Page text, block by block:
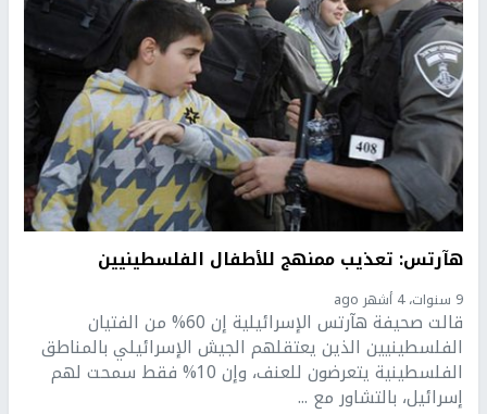
هآرتس: تعذيب ممنهج للأطفال الفلسطينيين
9 سنوات، 4 أشهر ago
قالت صحيفة هآرتس الإسرائيلية إن 60% من الفتيان
الفلسطينيين الذين يعتقلهم الجيش الإسرائيلي بالمناطق
الفلسطينية يتعرضون للعنف، وإن 10% فقط سمحت لهم
إسرائيل، بالتشاور مع ...